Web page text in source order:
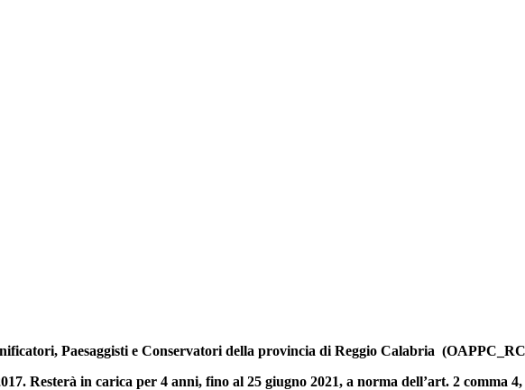
Paesaggisti e Conservatori della provincia di Reggio Calabria
Resterà in carica per 4 anni, fino al 25 giugno 2021, a norma dell’art. 2 comma